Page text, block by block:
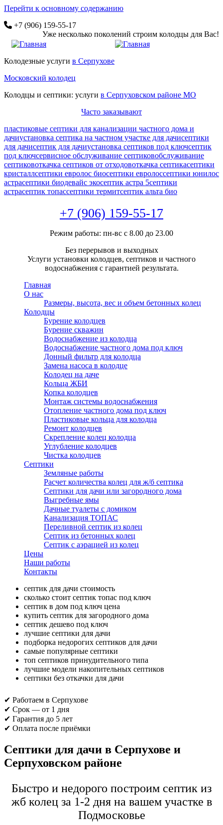
Перейти к основному содержанию
+7 (906) 159-55-17
Уже несколько поколений строим колодцы для Вас!
Колодезные услуги в Серпухове
Московский колодец
Колодцы и септики: услуги в Серпуховском районе МО
Часто заказывают
пластиковые септики для канализации частного дома и
дачиустановка септика на частном участке для дачисептики
для дачисептик для дачиустановка септиков под ключсептик
под ключсервисное обслуживание септиковобслуживание
септиковоткачка септиков от отходовоткачка септикасептики
кристаллсептики евролос биосептики евролоссептики юнилос
астрасептики биодевайс экосептик астра 5септики
астрасептик топассептики термитсептик альта био
+7 (906) 159-55-17
Режим работы: пн-вс с 8.00 до 23.00
Без перерывов и выходных
Услуги установки колодцев, септиков и частного
водоснабжения с гарантией результата.
Главная
О нас
Размеры, высота, вес и объем бетонных колец
Колодцы
Бурение колодцев
Бурение скважин
Водоснабжение из колодца
Водоснабжение частного дома под ключ
Донный фильтр для колодца
Замена насоса в колодце
Колодец на даче
Кольца ЖБИ
Копка колодцев
Монтаж системы водоснабжения
Отопление частного дома под ключ
Пластиковые кольца для колодца
Ремонт колодцев
Скрепление колец колодца
Углубление колодцев
Чистка колодцев
Септики
Земляные работы
Расчет количества колец для ж/б септика
Септики для дачи или загородного дома
Выгребные ямы
Дачные туалеты с домиком
Канализация ТОПАС
Переливной септик из колец
Септик из бетонных колец
Септик с аэрацией из колец
Цены
Наши работы
Контакты
септик для дачи стоимость
сколько стоит септик топас под ключ
септик в дом под ключ цена
купить септик для загородного дома
септик дешево под ключ
лучшие септики для дачи
подборка недорогих септиков для дачи
самые популярные септики
топ септиков принудительного типа
лучшие модели накопительных септиков
септики без откачки для дачи
✔ Работаем в Серпухове
✔ Срок — от 1 дня
✔ Гарантия до 5 лет
✔ Оплата после приёмки
Септики для дачи в Серпухове и
Серпуховском районе
Быстро и недорого построим септик из
жб колец за 1-2 дня на вашем участке в
Подмосковье